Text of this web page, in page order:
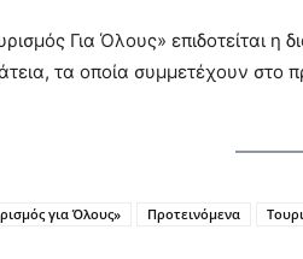
Για Όλους» επιδοτείται
τα οποία συμμετέχουν στο
για Όλους» Προτεινόμενα